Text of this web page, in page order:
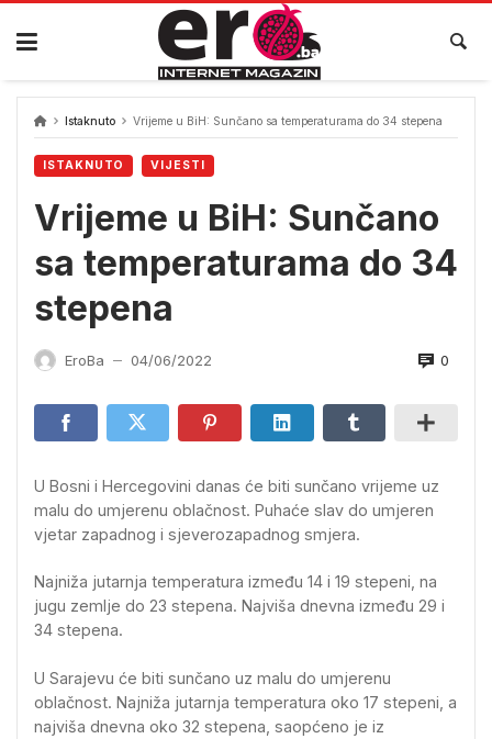
Skip
content
Istaknuto Vrijeme u BiH: Sunčano sa temperaturama do 34 stepena
ISTAKNUTO VIJESTI
Vrijeme u BiH: Sunčano
sa temperaturama do 34
stepena
EroBa — 04/06/2022 0
U Bosni i Hercegovini danas će biti sunčano vrijeme uz
malu do umjerenu oblačnost. Puhaće slav do umjeren
vjetar zapadnog i sjeverozapadnog smjera.
Najniža jutarnja temperatura između 14 i 19 stepeni, na
jugu zemlje do 23 stepena. Najviša dnevna između 29 i
34 stepena.
U Sarajevu će biti sunčano uz malu do umjerenu
oblačnost. Najniža jutarnja temperatura oko 17 stepeni, a
najviša dnevna oko 32 stepena, saopćeno je iz